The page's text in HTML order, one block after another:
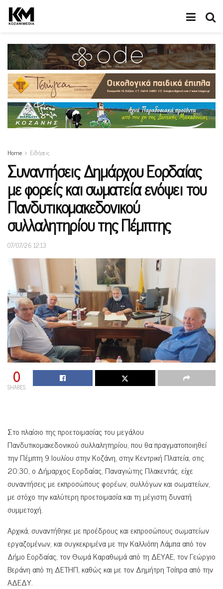
Home Ειδήσεις
Συναντήσεις Δημάρχου Εορδαίας
με φορείς και σωματεία ενόψει του
Πανδυτικομακεδονικού
συλλαλητηρίου της Πέμπτης
07/07/26 12:13
0
SHARES
Στο πλαίσιο της προετοιμασίας του μεγάλου
Πανδυτικομακεδονικού συλλαλητηρίου, που θα πραγματοποιηθεί
την Πέμπτη 9 Ιουλίου στην Κοζάνη, στην Κεντρική Πλατεία, στις
20:30, ο Δήμαρχος Εορδαίας, Παναγιώτης Πλακεντάς, είχε
συναντήσεις με εκπροσώπους φορέων, συλλόγων και σωματείων,
με στόχο την καλύτερη προετοιμασία και τη μέγιστη δυνατή
συμμετοχή.
Αρχικά, συναντήθηκε με προέδρους και εκπροσώπους σωματείων
εργαζομένων, και συγκεκριμένα με την Καλλιόπη Λάμπα από τον
Δήμο Εορδαίας, τον Θωμά Καραθωμά από τη ΔΕΥΑΕ, τον Γεώργιο
Βεράνη από τη ΔΕΤΗΠ, καθώς και με τον Δημήτρη Τσίπρα από την
ΑΔΕΔΥ.